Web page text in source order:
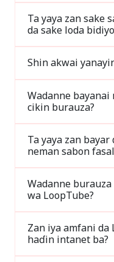
Ta yaya zan sake
Shin akwai
Wadanne bayanai
cikin burauza?
Ta yaya zan
neman sabon
Wadanne
wa LoopTube?
Zan iya amfani da
haɗin intanet ba?